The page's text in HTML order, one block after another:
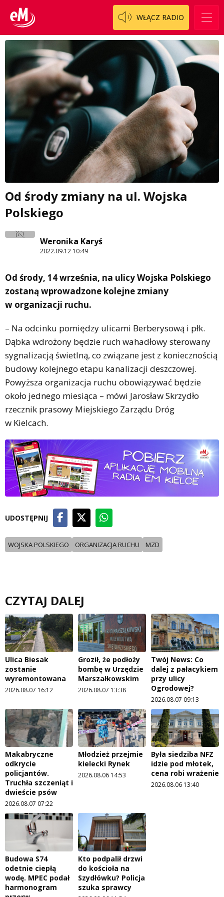
WŁĄCZ RADIO
Od środy zmiany na ul. Wojska
Polskiego
Weronika Karyś
2022.09.12 10:49
Od środy, 14 września, na ulicy Wojska Polskiego
zostaną wprowadzone kolejne zmiany
w organizacji ruchu.
– Na odcinku pomiędzy ulicami Berberysową i płk.
Dąbka wdrożony będzie ruch wahadłowy sterowany
sygnalizacją świetlną, co związane jest z koniecznością
budowy kolejnego etapu kanalizacji deszczowej.
Powyższa organizacja ruchu obowiązywać będzie
około jednego miesiąca – mówi Jarosław Skrzydło
rzecznik prasowy Miejskiego Zarządu Dróg
w Kielcach.
UDOSTĘPNIJ
WOJSKA POLSKIEGO ORGANIZACJA RUCHU MZD
CZYTAJ DALEJ
Ulica Biesak
zostanie
wyremontowana
2026.08.07 16:12
Groził, że podłoży
bombę w Urzędzie
Marszałkowskim
2026.08.07 13:38
Twój News: Co
dalej z pałacykiem
przy ulicy
Ogrodowej?
2026.08.07 09:13
Makabryczne
odkrycie
policjantów.
Truchła szczeniąt i
dwieście psów
2026.08.07 07:22
Młodzież przejmie
kielecki Rynek
2026.08.06 14:53
Była siedziba NFZ
idzie pod młotek,
cena robi wrażenie
2026.08.06 13:40
Budowa S74
odetnie ciepłą
wodę. MPEC podał
harmonogram
Kto podpalił drzwi
do kościoła na
Szydłówku? Policja
szuka sprawcy